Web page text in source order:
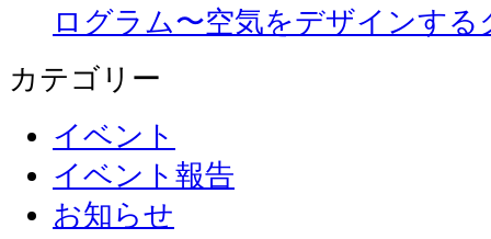
ログラム〜空気をデザインす
カテゴリー
イベント
イベント報告
お知らせ